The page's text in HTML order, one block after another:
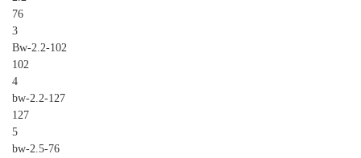
76
3
Bw-2.2-102
102
4
bw-2.2-127
127
5
bw-2.5-76